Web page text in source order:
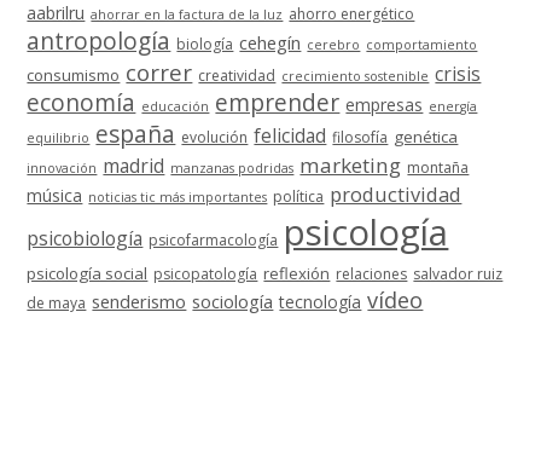
aabrilru ahorrar en la factura de la luz ahorro energético
antropología biología cehegín cerebro comportamiento
consumismo correr creatividad crecimiento sostenible crisis
economía educación emprender empresas energía
equilibrio españa evolución felicidad filosofía genética
innovación madrid manzanas podridas marketing montaña
música noticias tic más importantes política productividad
psicobiología psicofarmacología psicología
psicología social psicopatología reflexión relaciones salvador ruiz
de maya senderismo sociología tecnología vídeo